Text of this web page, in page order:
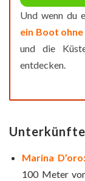
Und wenn du
ein Boot
und die
entdecken.
Unterkünfte
Marina D’oro:
100 Meter